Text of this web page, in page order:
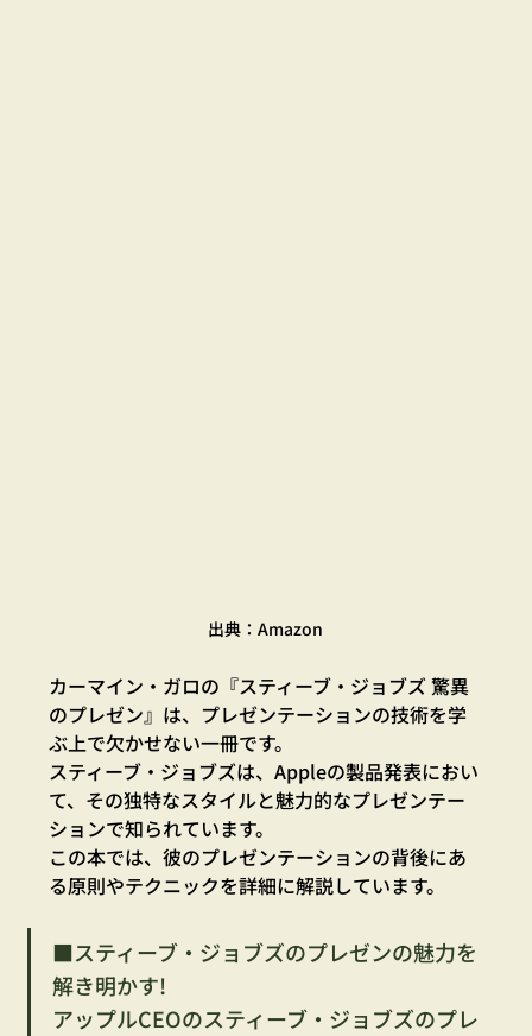
出典：Amazon
カーマイン・ガロの『スティーブ・ジョブズ 驚異
のプレゼン』は、プレゼンテーションの技術を学
ぶ上で欠かせない一冊です。
スティーブ・ジョブズは、Appleの製品発表におい
て、その独特なスタイルと魅力的なプレゼンテー
ションで知られています。
この本では、彼のプレゼンテーションの背後にあ
る原則やテクニックを詳細に解説しています。
■スティーブ・ジョブズのプレゼンの魅力を
解き明かす!
アップルCEOのスティーブ・ジョブズのプレ